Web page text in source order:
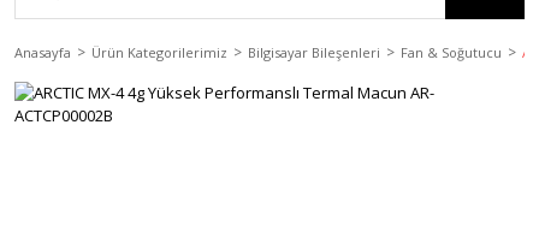
Anasayfa Ürün Kategorilerimiz Bilgisayar Bileşenleri Fan & Soğutucu